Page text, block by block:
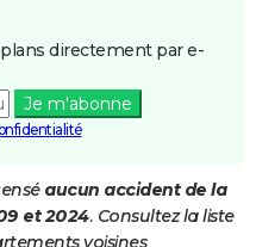
directement par e-
Je m'abonne
aucun accident de la
et 2024. Consultez la liste
voisines